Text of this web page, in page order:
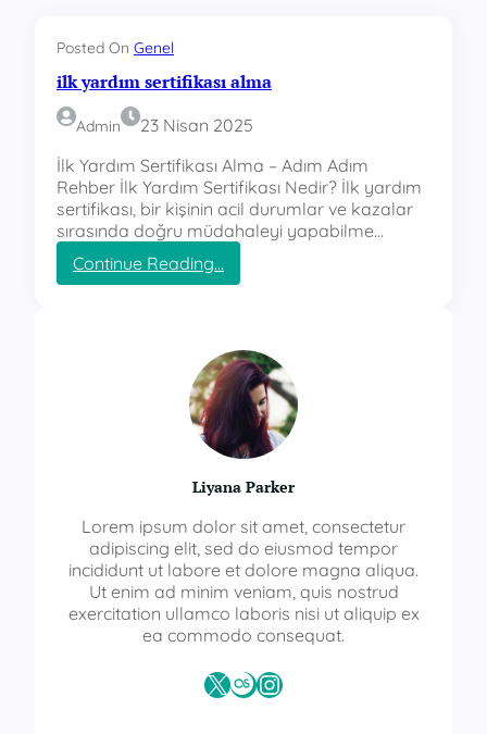
Posted On Genel
ilk yardım sertifikası alma
Admin
23 Nisan 2025
İlk Yardım Sertifikası Alma – Adım Adım
Rehber İlk Yardım Sertifikası Nedir? İlk yardım
sertifikası, bir kişinin acil durumlar ve kazalar
sırasında doğru müdahaleyi yapabilme…
Continue Reading…
i
y
a
r
d
ı
m
s
r
t
i
f
i
k
s
ı
Liyana Parker
Lorem ipsum dolor sit amet, consectetur
adipiscing elit, sed do eiusmod tempor
incididunt ut labore et dolore magna aliqua.
Ut enim ad minim veniam, quis nostrud
exercitation ullamco laboris nisi ut aliquip ex
ea commodo consequat.
X Last.fmInstagram